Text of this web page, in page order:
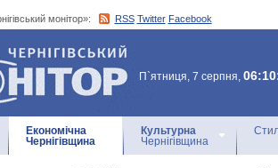
монітор»: RSS Twitter Facebook
монітор»
П`ятниця, 7 серпня,
Економічна
Чернігівщина
Культурна
Чернігівщина